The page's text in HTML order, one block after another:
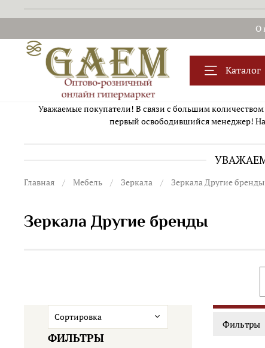
О
Каталог
Уважаемые покупатели! В связи с большим
первый освободившийся менеджер!
Главная Мебель Зеркала Зеркала Другие бренды
Зеркала Другие бренды
Фильтры
ФИЛЬТРЫ